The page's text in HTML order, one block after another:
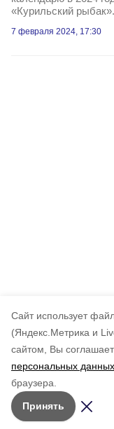
Cайт использует
(Яндекс.Метрика и
сайтом, Вы
персональных данных
браузера.
Принять
«Курильский рыбак».
7 февраля 2024, 17:30